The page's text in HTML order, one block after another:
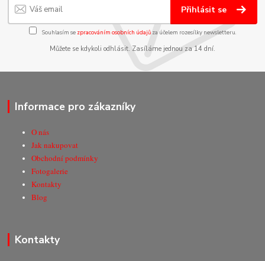
Přihlásit se
Souhlasím se zpracováním osobních údajůza účelem rozesílky newsletteru.
Můžete se kdykoli odhlásit. Zasíláme jednou za 14 dní.
Informace pro zákazníky
O nás
Jak nakupovat
Obchodní podmínky
Fotogalerie
Kontakty
Blog
Kontakty